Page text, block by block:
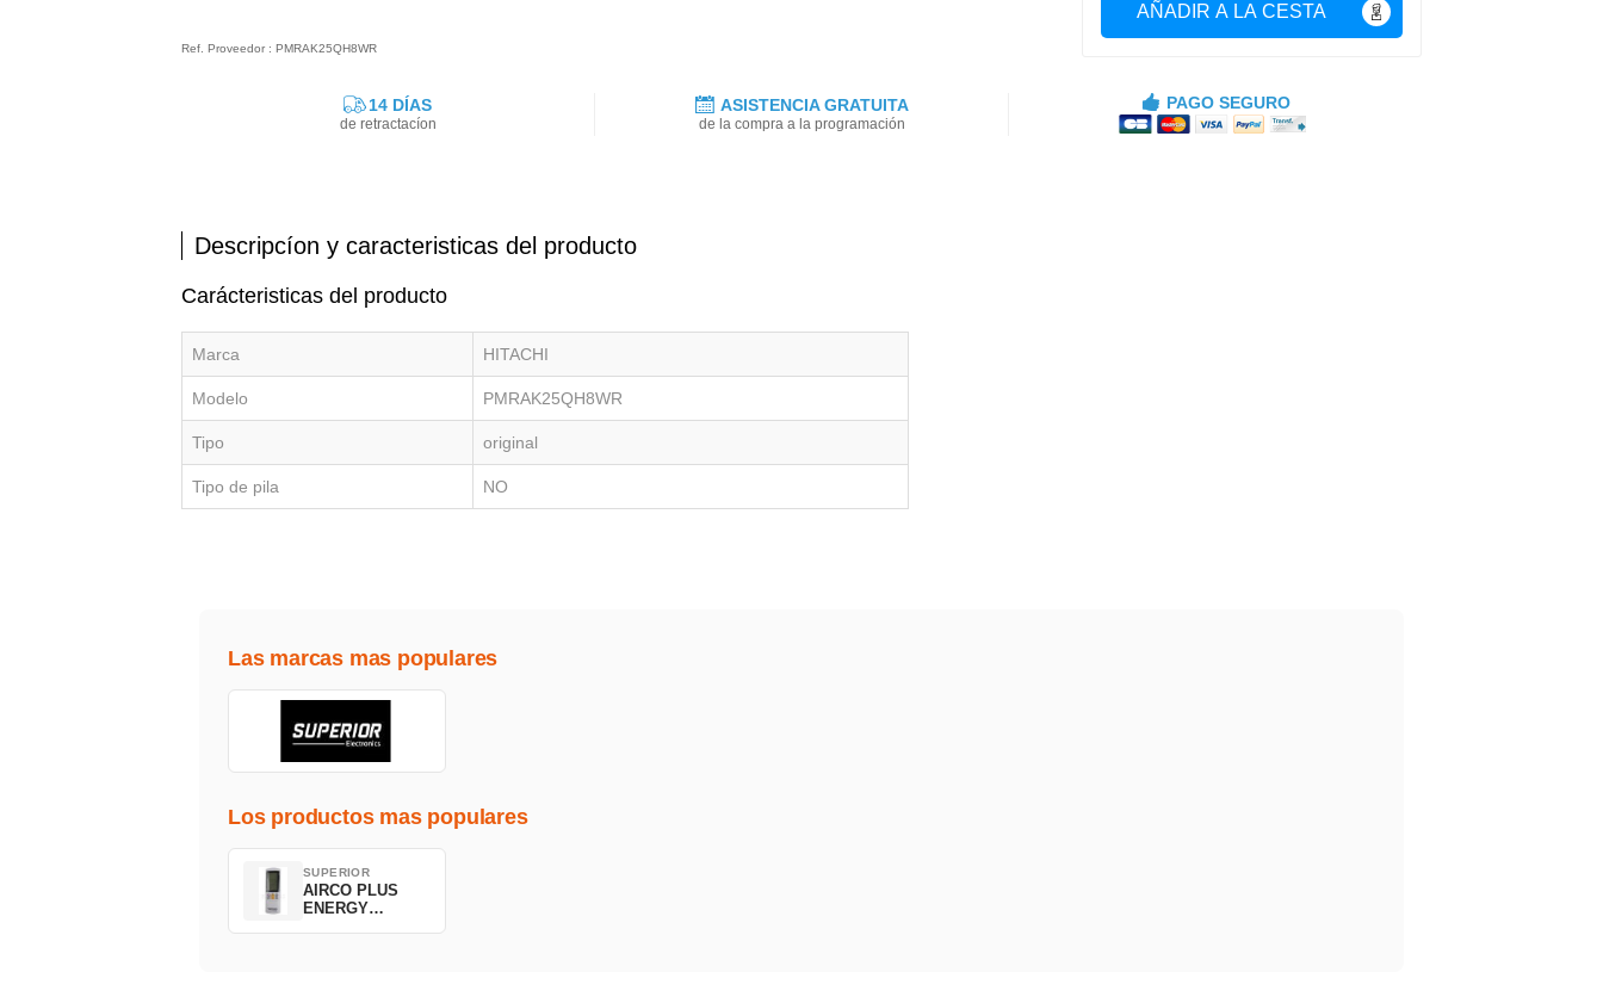
AÑADIR A LA CESTA
Ref. Proveedor : PMRAK25QH8WR
14 DÍAS
de retractacíon
ASISTENCIA GRATUITA
de la compra a la programación
PAGO SEGURO
Descripcíon y caracteristicas del producto
Carácteristicas del producto
Marca HITACHI
Modelo PMRAK25QH8WR
Tipo original
Tipo de pila NO
Las marcas mas populares
Los productos mas populares
SUPERIOR
AIRCO PLUS
ENERGY